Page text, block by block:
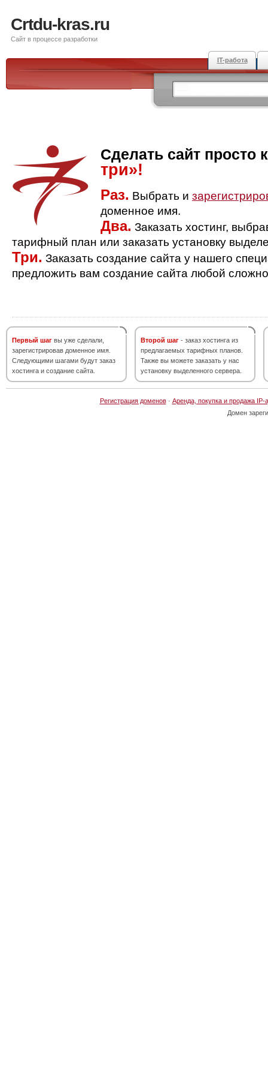
Crtdu-kras.ru
Сайт в процессе разработки
IT-работа
Сделать сайт просто
три»!
Раз. Выбрать и
доменное имя.
Два. Заказать хостинг,
тарифный план или заказать установку
Три. Заказать создание сайта у нашего
предложить вам создание сайта любой
Первый шаг вы уже сделали,
зарегистрировав доменное имя.
Следующими шагами будут заказ
хостинга и создание сайта.
Второй шаг - заказ хостинга из
предлагаемых тарифных планов.
Также вы можете заказать у нас
установку выделенного сервера.
Регистрация доменов· Аренда, покупка и продажа IP-
Домен